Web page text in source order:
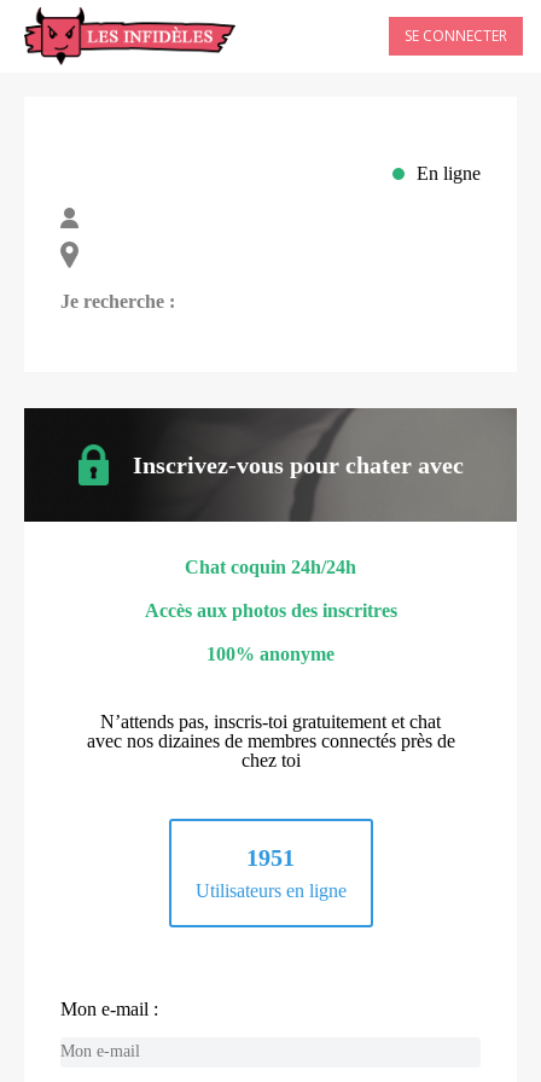
SE CONNECTER
En ligne
Je recherche :
Inscrivez-vous pour chater avec
Chat coquin 24h/24h
Accès aux photos des inscritres
100% anonyme
N’attends pas, inscris-toi gratuitement et chat
avec nos dizaines de membres connectés près de
chez toi
1951
Utilisateurs en ligne
Mon e-mail :